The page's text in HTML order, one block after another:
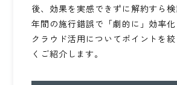
SOCIAL AND LABOR CORPORATION
キークレア社会保険労務士法人
REAL ESTATE CORPORATION
キークレア不動産株式会社
後、効果を実感できずに解約すら
年間の施行錯誤で「劇的に」効率化
クラウド活用についてポイントを
くご紹介します。